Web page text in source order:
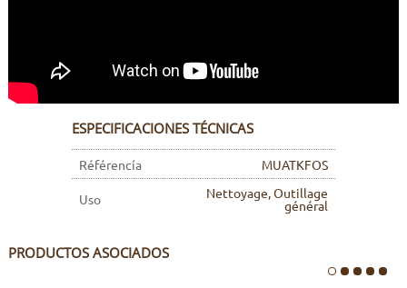
ESPECIFICACIONES TÉCNICAS
Référencía MUATKFOS
Uso Nettoyage, Outillage
général
PRODUCTOS ASOCIADOS